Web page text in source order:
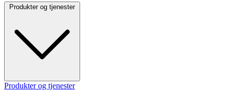
Produkter og tjenester
Produkter og tjenester